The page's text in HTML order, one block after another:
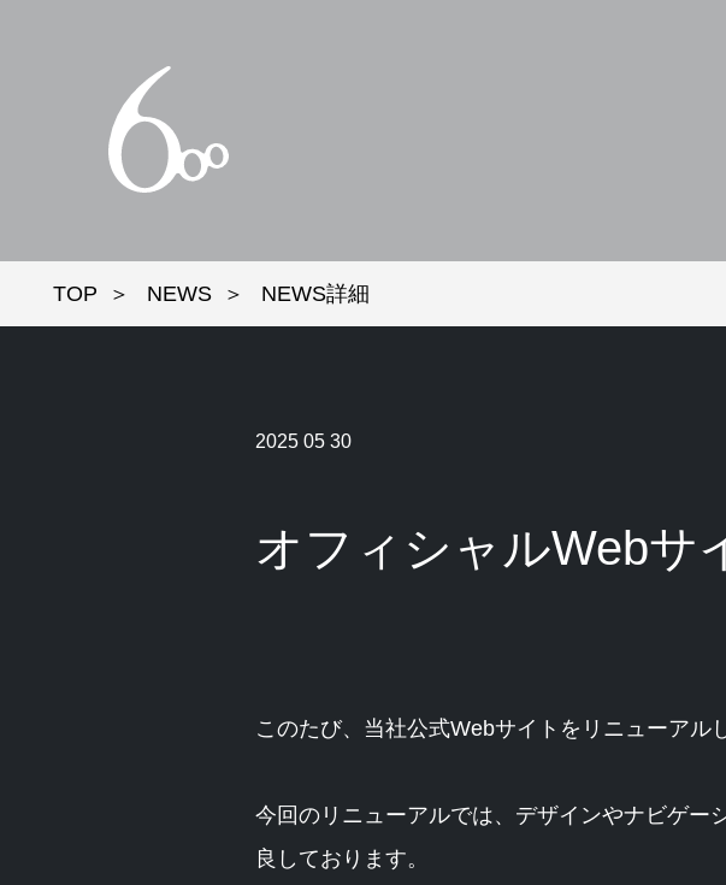
TOP NEWS NEWS詳細
2025 05 30
オフィシャルWebサ
このたび、当社公式Webサイトをリニューアル
今回のリニューアルでは、デザインやナビゲー
良しております。